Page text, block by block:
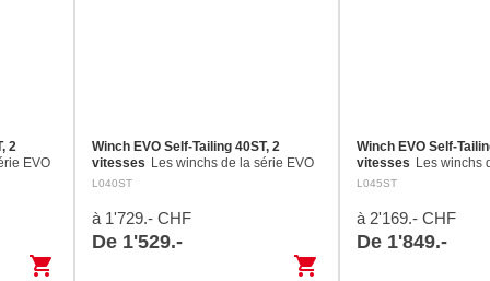
2
EVO
shopping_cart
Winch EVO Self-Tailing 40ST, 2
vitesses Les winchs de la série EVO
Self-Tailing conviennent parfaitement
sur des bateaux de 6,5 m et plus.…
L040ST
à 1'729.- CHF
De 1'529.-
shopping_cart
Winch EVO Self-
vitesses Les winchs
Self-Tailing
sur des bateaux de
L045ST
à 2'169.- CHF
De 1'849.-